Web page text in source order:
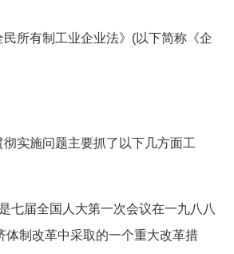
所有制工业企业法》(以下简称《企
实施问题主要抓了以下几方面工
七届全国人大第一次会议在一九八八
制改革中采取的一个重大改革措